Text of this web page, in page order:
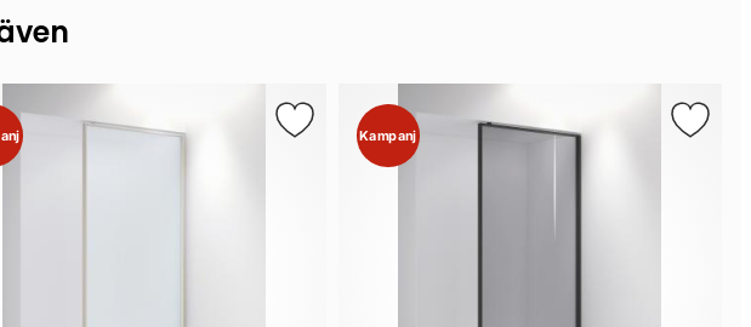
Kampanj